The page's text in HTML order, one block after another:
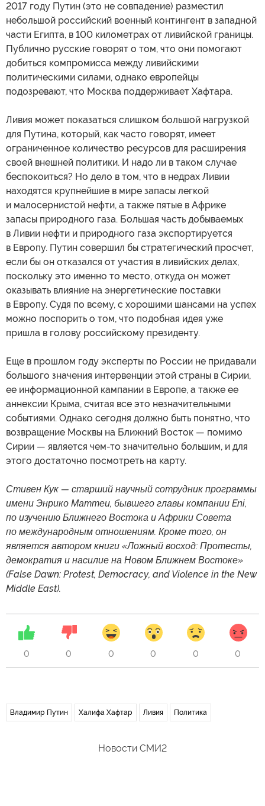
2017 году Путин (это не совпадение) разместил
небольшой российский военный контингент в западной
части Египта, в 100 километрах от ливийской границы.
Публично русские говорят о том, что они помогают
добиться компромисса между ливийскими
политическими силами, однако европейцы
подозревают, что Москва поддерживает Хафтара.
Ливия может показаться слишком большой нагрузкой
для Путина, который, как часто говорят, имеет
ограниченное количество ресурсов для расширения
своей внешней политики. И надо ли в таком случае
беспокоиться? Но дело в том, что в недрах Ливии
находятся крупнейшие в мире запасы легкой
и малосернистой нефти, а также пятые в Африке
запасы природного газа. Большая часть добываемых
в Ливии нефти и природного газа экспортируется
в Европу. Путин совершил бы стратегический просчет,
если бы он отказался от участия в ливийских делах,
поскольку это именно то место, откуда он может
оказывать влияние на энергетические поставки
в Европу. Судя по всему, с хорошими шансами на успех
можно поспорить о том, что подобная идея уже
пришла в голову российскому президенту.
Еще в прошлом году эксперты по России не придавали
большого значения интервенции этой страны в Сирии,
ее информационной кампании в Европе, а также ее
аннексии Крыма, считая все это незначительными
событиями. Однако сегодня должно быть понятно, что
возвращение Москвы на Ближний Восток — помимо
Сирии — является чем-то значительно большим, и для
этого достаточно посмотреть на карту.
Стивен Кук — старший научный сотрудник программы
имени Энрико Маттеи, бывшего главы компании Eni,
по изучению Ближнего Востока и Африки Совета
по международным отношениям. Кроме того, он
является автором книги «Ложный восход: Протесты,
демократия и насилие на Новом Ближнем Востоке»
(False Dawn: Protest, Democracy, and Violence in the New
Middle East).
0 0 0 0 0 0
Владимир Путин Халифа Хафтар Ливия Политика
Новости СМИ2